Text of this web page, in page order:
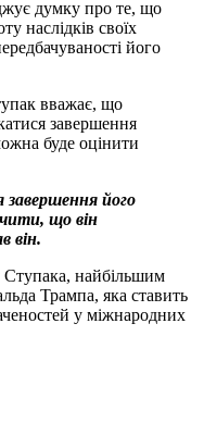
думку про те, що
наслідків своїх
його
вважає, що
завершення
буде оцінити
його
що він
він.
найбільшим
Трампа, яка ставить
у міжнародних